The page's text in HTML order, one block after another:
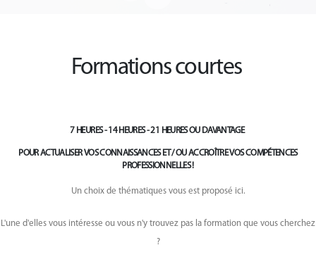
Formations courtes
7 HEURES - 14 HEURES - 21 HEURES OU DAVANTAGE
POUR ACTUALISER VOS CONNAISSANCES ET / OU ACCROÎTRE VOS COMPÉTENCES
PROFESSIONNELLES !
Un choix de thématiques vous est proposé ici.
L'une d'elles vous intéresse ou vous n'y trouvez pas la formation que vous cherchez
?